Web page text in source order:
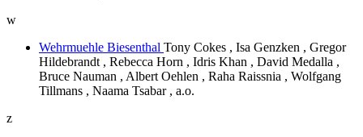
w
Wehrmuehle Biesenthal Tony Cokes , Isa Genzken , Gregor
Hildebrandt , Rebecca Horn , Idris Khan , David Medalla ,
Bruce Nauman , Albert Oehlen , Raha Raissnia , Wolfgang
Tillmans , Naama Tsabar , a.o.
z